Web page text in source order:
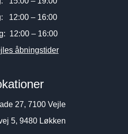
12:00 – 16:00
12:00 – 16:00
åbningstider
27, 7100 Vejle
5, 9480 Løkken